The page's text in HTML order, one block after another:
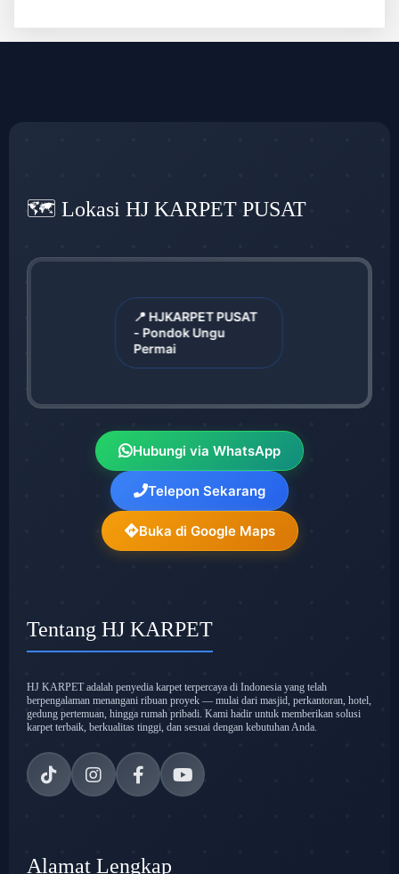
🗺️ Lokasi HJ KARPET PUSAT
📍 HJKARPET PUSAT
- Pondok Ungu
Permai
Hubungi via WhatsApp
Telepon Sekarang
Buka di Google Maps
Tentang HJ KARPET
HJ KARPET adalah penyedia karpet terpercaya di Indonesia yang telah
berpengalaman menangani ribuan proyek — mulai dari masjid, perkantoran, hotel,
gedung pertemuan, hingga rumah pribadi. Kami hadir untuk memberikan solusi
karpet terbaik, berkualitas tinggi, dan sesuai dengan kebutuhan Anda.
Alamat Lengkap